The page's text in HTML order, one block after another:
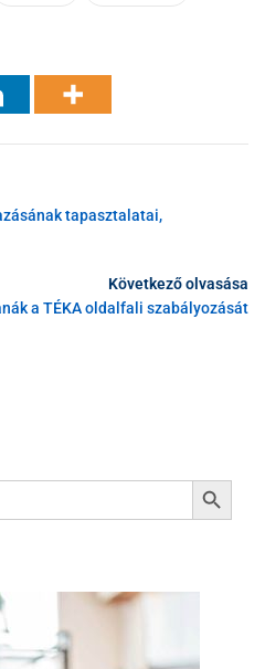
tapasztalatai,
Következő olvasása
a TÉKA oldalfali szabályozását
Search Button